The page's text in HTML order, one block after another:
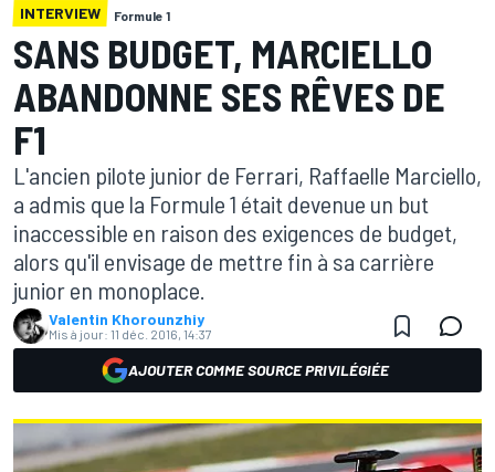
INTERVIEW Formule 1
SANS BUDGET, MARCIELLO
ABANDONNE SES RÊVES DE
F1
L'ancien pilote junior de Ferrari, Raffaelle Marciello,
a admis que la Formule 1 était devenue un but
inaccessible en raison des exigences de budget,
alors qu'il envisage de mettre fin à sa carrière
junior en monoplace.
Valentin Khorounzhiy
Mis à jour: 11 déc. 2016, 14:37
AJOUTER COMME SOURCE PRIVILÉGIÉE